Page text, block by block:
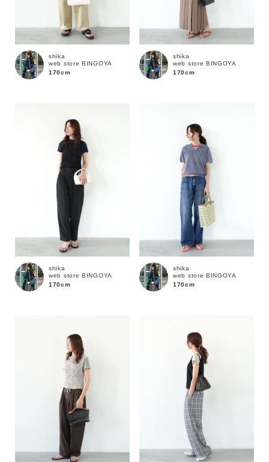
キーワード
MENS KIDS
shika
web store BINGOYA
170cm
shika
web store BINGOYA
170cm
shika
web store BINGOYA
170cm
shika
web store BINGOYA
170cm